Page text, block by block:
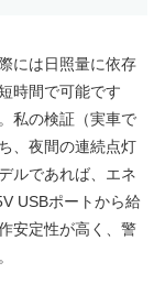
には日照量に依存
時間で可能です
私の検証（実車で
、夜間の連続点灯
ルであれば、エネ
USBポートから給
安定性が高く、警